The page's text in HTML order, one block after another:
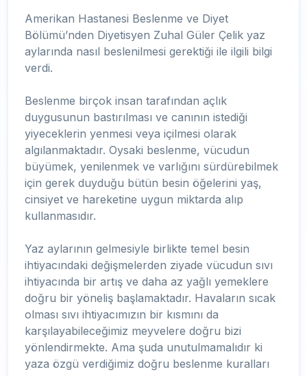
Amerikan Hastanesi Beslenme ve Diyet
Bölümü’nden Diyetisyen Zuhal Güler Çelik yaz
aylarında nasıl beslenilmesi gerektiği ile ilgili bilgi
verdi.
Beslenme birçok insan tarafından açlık
duygusunun bastırılması ve canının istediği
yiyeceklerin yenmesi veya içilmesi olarak
algılanmaktadır. Oysaki beslenme, vücudun
büyümek, yenilenmek ve varlığını sürdürebilmek
için gerek duyduğu bütün besin öğelerini yaş,
cinsiyet ve hareketine uygun miktarda alıp
kullanmasıdır.
Yaz aylarının gelmesiyle birlikte temel besin
ihtiyacındaki değişmelerden ziyade vücudun sıvı
ihtiyacında bir artış ve daha az yağlı yemeklere
doğru bir yöneliş başlamaktadır. Havaların sıcak
olması sıvı ihtiyacımızın bir kısmını da
karşılayabileceğimiz meyvelere doğru bizi
yönlendirmekte. Ama şuda unutulmamalıdır ki
yaza özgü verdiğimiz doğru beslenme kuralları